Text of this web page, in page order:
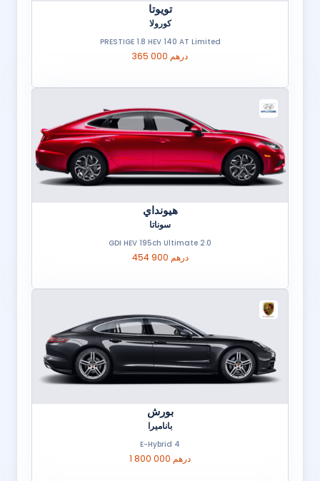
تويوتا
كورولا
PRESTIGE 1.8 HEV 140 AT Limited
365 000 درهم
هيونداي
سوناتا
2.0 GDI HEV 195ch Ultimate
454 900 درهم
بورش
باناميرا
4 E-Hybrid
1 800 000 درهم